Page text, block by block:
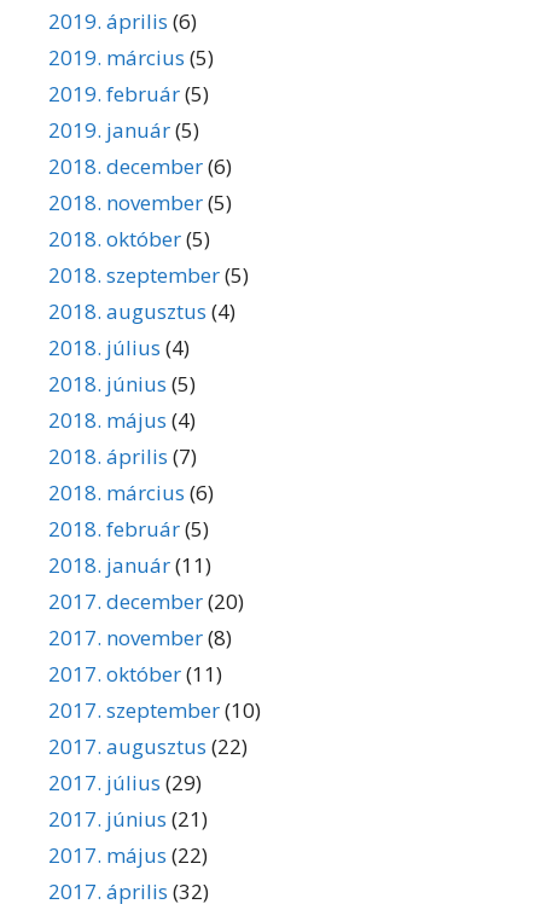
2019. április (6)
2019. március (5)
2019. február(5)
2019. január(5)
2018. december(6)
2018. november(5)
2018. október(5)
2018. szeptember(5)
2018. augusztus (4)
2018. július (4)
2018. június (5)
2018. május (4)
2018. április (7)
2018. március (6)
2018. február(5)
2018. január(11)
2017. december(20)
2017. november(8)
2017. október(11)
2017. szeptember(10)
2017. augusztus (22)
2017. július (29)
2017. június (21)
2017. május (22)
2017. április (32)